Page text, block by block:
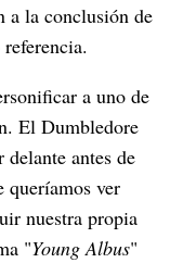
a la conclusión de
a uno de
El Dumbledore
antes de
queríamos ver
nuestra propia
"Young Albus"